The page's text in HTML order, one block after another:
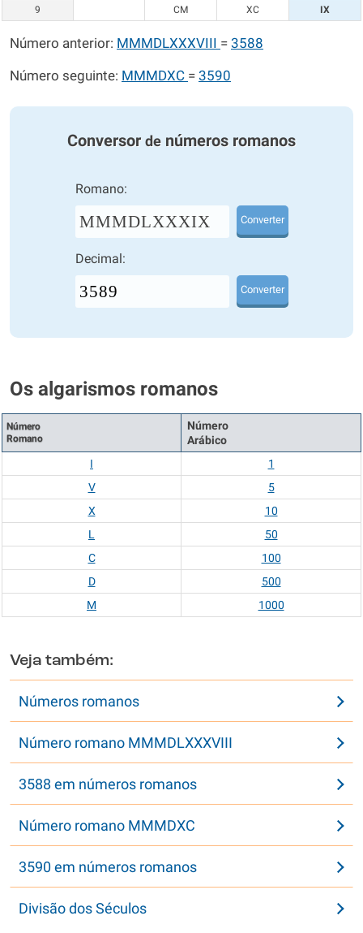
9
CM XC IX
Número anterior: MMMDLXXXVIII = 3588
Número seguinte: MMMDXC = 3590
Conversor de números romanos
Romano:
MMMDLXXXIX Converter
Decimal:
Converter
Os algarismos romanos
Número
Romano
Número
Arábico
I
1
V
5
X
10
L
50
C
100
D
500
M
1000
Veja também:
Números romanos
Número romano MMMDLXXXVIII
3588 em números romanos
Número romano MMMDXC
3590 em números romanos
Divisão dos Séculos